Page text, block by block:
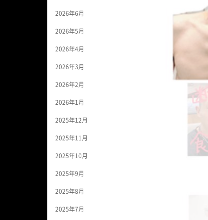
2026年6月
2026年5月
2026年4月
2026年3月
2026年2月
2026年1月
2025年12月
2025年11月
2025年10月
2025年9月
2025年8月
2025年7月